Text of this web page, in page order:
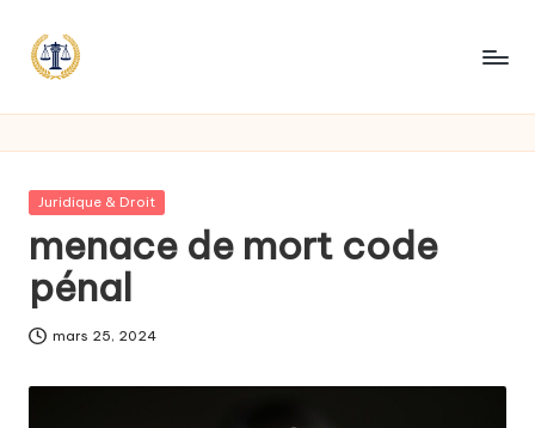
Posted
Juridique & Droit
menace de mort code
pénal
mars 25, 2024